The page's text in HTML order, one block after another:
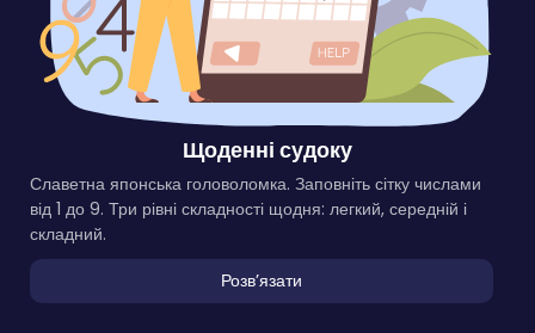
Щоденні судоку
Славетна японська головоломка. Заповніть сітку числами
від 1 до 9. Три рівні складності щодня: легкий, середній і
складний.
Розвʼязати